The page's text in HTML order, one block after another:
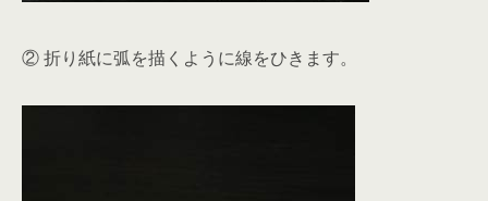
② 折り紙に弧を描くように線をひきます。